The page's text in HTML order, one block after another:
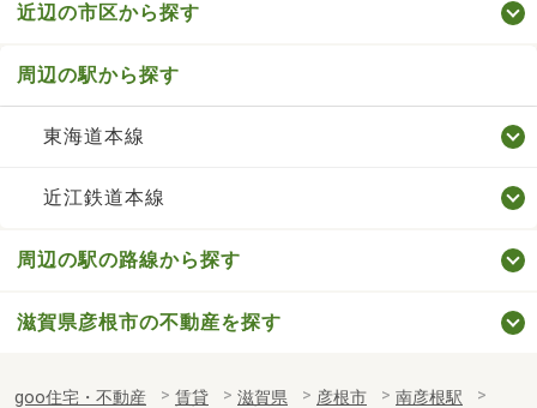
近辺の市区から探す
周辺の駅から探す
東海道本線
近江鉄道本線
周辺の駅の路線から探す
滋賀県彦根市の不動産を探す
goo住宅・不動産 賃貸 滋賀県 彦根市
南彦根駅